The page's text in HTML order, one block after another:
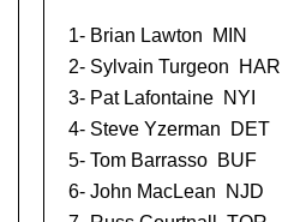
1- Brian Lawton
MIN
2- Sylvain Turgeon
HAR
3- Pat Lafontaine NYI
4- Steve Yzerman
DET
5- Tom Barrasso BUF
6- John MacLean
NJD